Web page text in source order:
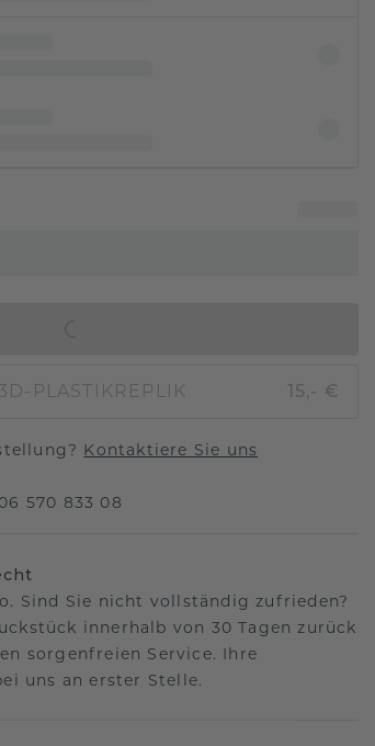
PLASTIKREPLIK 15,- €
Kontaktiere Sie uns
570 833 08
Sind Sie nicht vollständig zufrieden?
innerhalb von 30 Tagen zurück
sorgenfreien Service. Ihre
uns an erster Stelle.